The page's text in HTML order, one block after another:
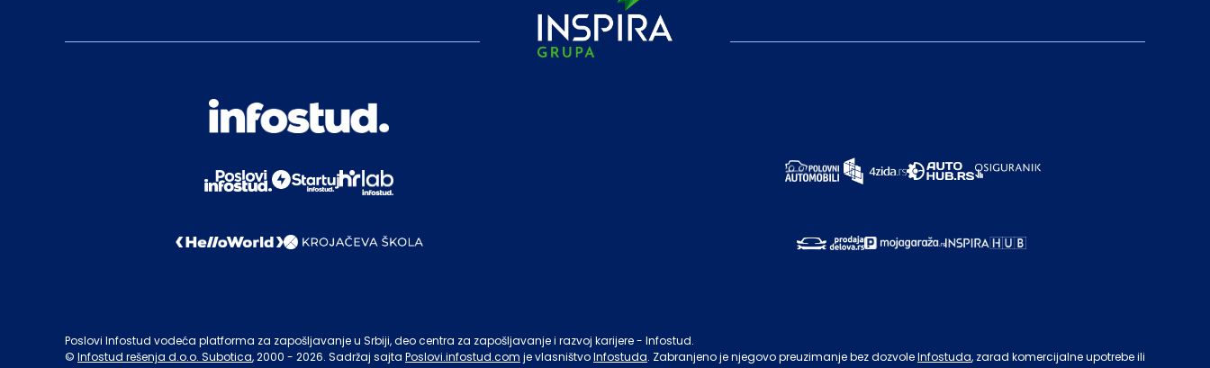
Poslovi Infostud vodeća platforma za zapošljavanje u Srbiji, deo centra za zapošljavanje i razvoj karijere - Infostud.
© Infostud rešenja d.o.o. Subotica, 2000 - 2026. Sadržaj sajta Poslovi.infostud.com je vlasništvoInfostuda. Zabranjeno je njegovo preuzimanje bez dozvoleInfostuda, zarad komercijalne upotrebe ili